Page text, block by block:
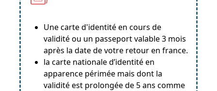
Une carte d'identité en cours de
validité ou un passeport valable 3 mois
après la date de votre retour en france.
la carte nationale d’identité en
apparence périmée mais dont la
validité est prolongée de 5 ans comme